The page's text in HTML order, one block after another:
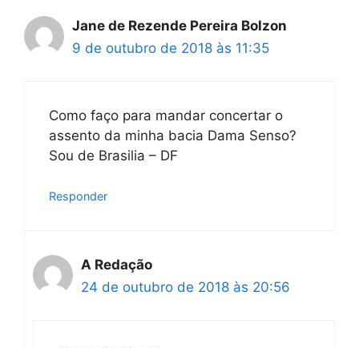
Jane de Rezende Pereira Bolzon
9 de outubro de 2018 às 11:35
Como faço para mandar concertar o
assento da minha bacia Dama Senso?
Sou de Brasilia – DF
Responder
A Redação
24 de outubro de 2018 às 20:56